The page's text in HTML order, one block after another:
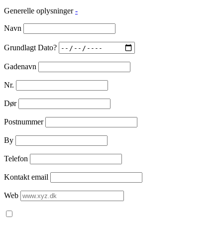
Generelle oplysninger -
Navn
Grundlagt Dato?
Gadenavn
Nr.
Dør
Postnummer
By
Telefon
Kontakt email
Web